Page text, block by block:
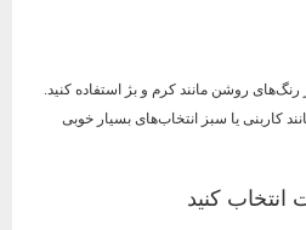
روشن مانند کرم و بژ استفاده کنید.
کاربنی یا سبز انتخاب‌های بسیار خوبی